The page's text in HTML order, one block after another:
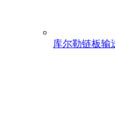
库尔勒链板输